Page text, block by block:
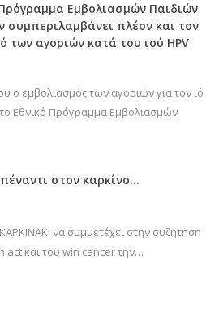
Εμβολιασμών Παιδιών
συμπεριλαμβάνει πλέον και τον
των αγοριών κατά του ιού HPV
ο εμβολιασμός των αγοριών για τον ιό
Εθνικό Πρόγραμμα Εμβολιασμών
στον καρκίνο…
να συμμετέχει στην συζήτηση
και του win cancer την…